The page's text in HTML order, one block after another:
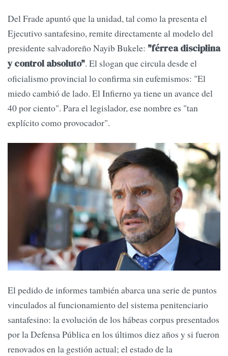
Del Frade apuntó que la unidad, tal como la presenta el
Ejecutivo santafesino, remite directamente al modelo del
presidente salvadoreño Nayib Bukele: "férrea disciplina
y control absoluto". El slogan que circula desde el
oficialismo provincial lo confirma sin eufemismos: "El
miedo cambió de lado. El Infierno ya tiene un avance del
40 por ciento". Para el legislador, ese nombre es "tan
explícito como provocador".
El pedido de informes también abarca una serie de puntos
vinculados al funcionamiento del sistema penitenciario
santafesino: la evolución de los hábeas corpus presentados
por la Defensa Pública en los últimos diez años y si fueron
renovados en la gestión actual; el estado de la